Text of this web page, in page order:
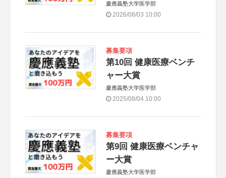
慶應義塾大学医学部
2026/08/03 10:00
募集要項
第10回 健康医療ベンチ
ャー大賞
慶應義塾大学医学部
2025/08/04 10:00
募集要項
第9回 健康医療ベンチャ
ー大賞
慶應義塾大学医学部